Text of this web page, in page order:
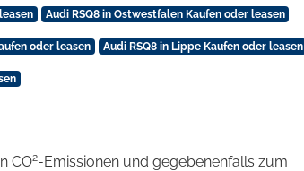
Audi RSQ8 in Ostwestfalen Kaufen oder leasen
oder leasen Audi RSQ8 in Lippe Kaufen oder leasen
CO2-Emissionen und gegebenenfalls zum